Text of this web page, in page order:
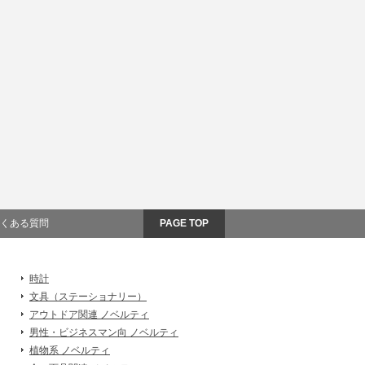
ある質問 PAGE TOP
時計
文具（ステーショナリー）
アウトドア関連 ノベルティ
男性・ビジネスマン向 ノベルティ
植物系 ノベルティ